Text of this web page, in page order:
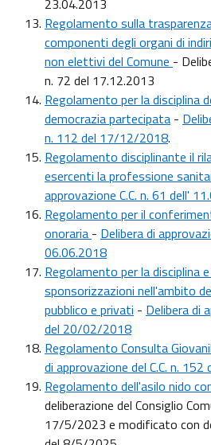
Regolamento sulla
componenti degli organi di
non elettivi del Comune -
n. 72 del 17.12.2013
Regolamento per la disciplina
democrazia partecipata -
n. 112 del 17/12/2018.
Regolamento disciplinante il
esercenti la professione
approvazione C.C. n. 61 dell'
Regolamento per il
onoraria - Delibera di
06.06.2018
Regolamento per la disciplina
sponsorizzazioni nell'ambito
pubblico e privati - Delibera di
del 20/02/2018
Regolamento Consulta
di approvazione del C.C. n.
Regolamento dell'asilo nido
deliberazione del Consiglio
17/5/2023 e modificato con